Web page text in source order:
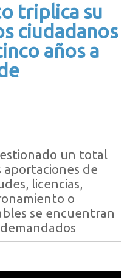
triplica su
ciudadanos
años a
un total
aportaciones de
licencias,
o
se encuentran